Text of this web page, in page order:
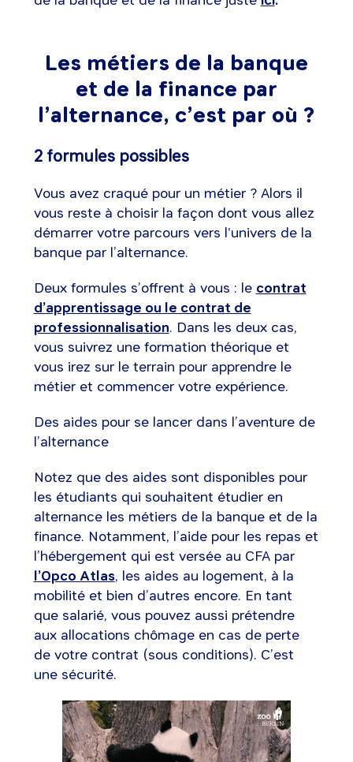
Les métiers de la banque
et de la finance par
l’alternance, c’est par où ?
2 formules possibles
Vous avez craqué pour un métier ? Alors il
vous reste à choisir la façon dont vous allez
démarrer votre parcours vers l'univers de la
banque par l’alternance.
Deux formules s’offrent à vous : le contrat
d’apprentissage ou le contrat de
professionnalisation. Dans les deux cas,
vous suivrez une formation théorique et
vous irez sur le terrain pour apprendre le
métier et commencer votre expérience.
Des aides pour se lancer dans l’aventure de
l’alternance
Notez que des aides sont disponibles pour
les étudiants qui souhaitent étudier en
alternance les métiers de la banque et de la
finance. Notamment, l’aide pour les repas et
l’hébergement qui est versée au CFA par
l’Opco Atlas, les aides au logement, à la
mobilité et bien d’autres encore. En tant
que salarié, vous pouvez aussi prétendre
aux allocations chômage en cas de perte
de votre contrat (sous conditions). C’est
une sécurité.